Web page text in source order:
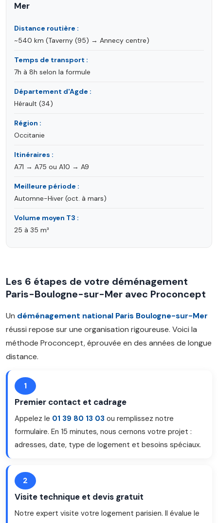
Mer
Distance routière :
~540 km (Taverny (95) → Annecy centre)
Temps de transport :
7h à 8h selon la formule
Département d'Agde :
Hérault (34)
Région :
Occitanie
Itinéraires :
A71 → A75 ou A10 → A9
Meilleure période :
Automne-Hiver (oct. à mars)
Volume moyen T3 :
25 à 35 m³
Les 6 étapes de votre déménagement
Paris-Boulogne-sur-Mer avec Proconcept
Un déménagement national Paris Boulogne-sur-Mer
réussi repose sur une organisation rigoureuse. Voici la
méthode Proconcept, éprouvée en des années de longue
distance.
1
Premier contact et cadrage
Appelez le 01 39 80 13 03 ou remplissez notre
formulaire. En 15 minutes, nous cernons votre projet :
adresses, date, type de logement et besoins spéciaux.
2
Visite technique et devis gratuit
Notre expert visite votre logement parisien. Il évalue le